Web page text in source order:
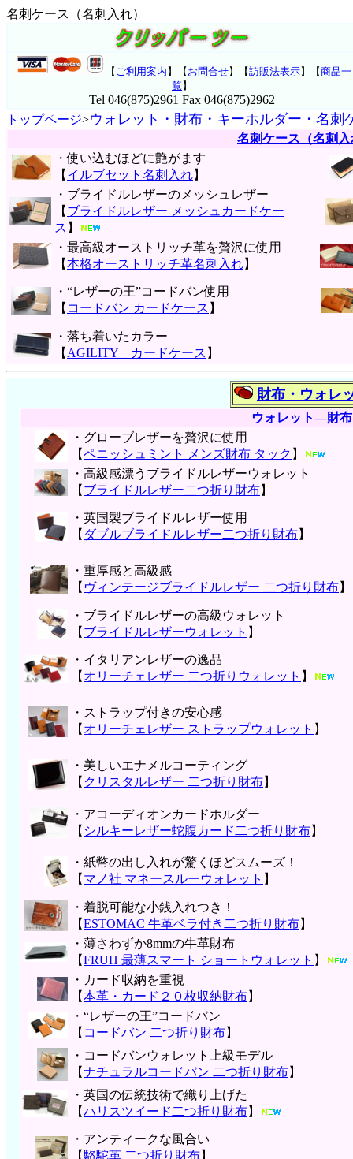
名刺ケース（名刺入れ）
【 ご利用案内 】【 お問合せ】【訪販法表示】【商品一
覧 】
Tel 046(875)2961 Fax 046(875)2962
トップページ>ウォレット・財布・キーホルダー・名刺
名刺ケース（名刺
・使い込むほどに艶がます
【 イルブセット名刺入れ】
・ブライドルレザーのメッシュレザー
【 ブライドルレザー メッシュカードケー
ス 】
・最高級オーストリッチ革を贅沢に使用
【本格オーストリッチ革名刺入れ】
・“レザーの王”コードバン使用
【 コードバン カードケース 】
・落ち着いたカラー
【 AGILITY カードケース 】
財布・ウォレ
ウォレット―財
・グローブレザーを贅沢に使用
【ペニッシュミント メンズ財布 タック 】
・高級感漂うブライドルレザーウォレット
【 ブライドルレザー二つ折り財布】
・英国製ブライドルレザー使用
【 ダブルブライドルレザー二つ折り財布】
・重厚感と高級感
【 ヴィンテージブライドルレザー 二つ折り財布】
・ブライドルレザーの高級ウォレット
【 ブライドルレザーウォレット 】
・イタリアンレザーの逸品
【 オリーチェレザー 二つ折りウォレット 】
・ストラップ付きの安心感
【 オリーチェレザー ストラップウォレット 】
・美しいエナメルコーティング
【 クリスタルレザー 二つ折り財布】
・アコーディオンカードホルダー
【 シルキーレザー蛇腹カード二つ折り財布】
・紙幣の出し入れが驚くほどスムーズ！
【 マノ社 マネースルーウォレット 】
・着脱可能な小銭入れつき！
【ESTOMAC 牛革ベラ付き二つ折り財布】
・薄さわずか8mmの牛革財布
【FRUH 最薄スマート ショートウォレット 】
・カード収納を重視
【本革・カード２０枚収納財布】
・“レザーの王”コードバン
【 コードバン 二つ折り財布】
・コードバンウォレット上級モデル
【ナチュラルコードバン 二つ折り財布】
・英国の伝統技術で織り上げた
【ハリスツイード二つ折り財布】
・アンティークな風合い
【駱駝革 二つ折り財布】